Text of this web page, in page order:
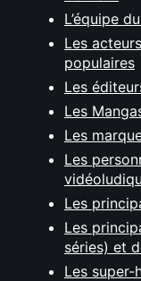
L’équipe
Les
populaires
Les
Les
Les
Les
Les
Les
séries) et
Les super-